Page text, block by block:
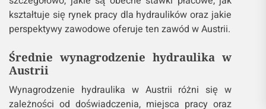
kształtuje się rynek pracy dla hydraulików oraz jakie
perspektywy zawodowe oferuje ten zawód w Austrii.
Średnie wynagrodzenie hydraulika w
Austrii
Wynagrodzenie hydraulika w Austrii różni się w
zależności od doświadczenia, miejsca pracy oraz